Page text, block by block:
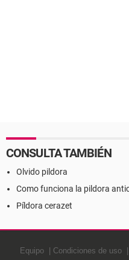
CONSULTA TAMBIÉN
Olvido pildora
Como funciona la pildora
Píldora cerazet
Equipo Condiciones de uso